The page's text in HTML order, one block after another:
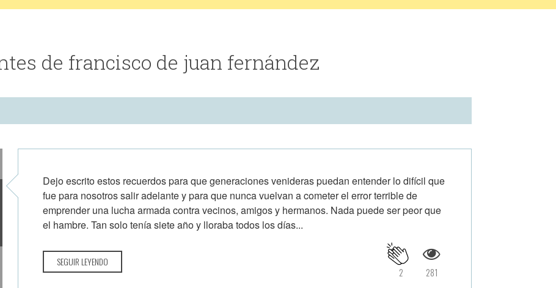
de francisco de juan fernández
Dejo escrito estos recuerdos para que generaciones venideras puedan entender lo difícil que
fue para nosotros salir adelante y para que nunca vuelvan a cometer el error terrible de
emprender una lucha armada contra vecinos, amigos y hermanos. Nada puede ser peor que
el hambre. Tan solo tenía siete año y lloraba todos los días...
SEGUIR LEYENDO
281
2